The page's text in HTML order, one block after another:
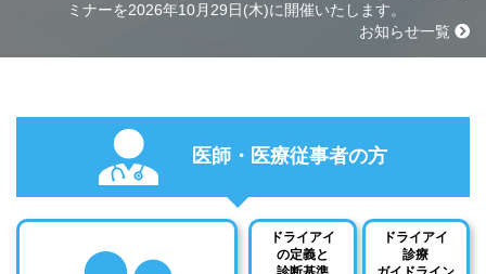
ミナーを2026年10月29日(木)に開催いたします。
お知らせ一覧
医師・医療従事者の方
ドライアイ
の定義と
ドライアイ
診療